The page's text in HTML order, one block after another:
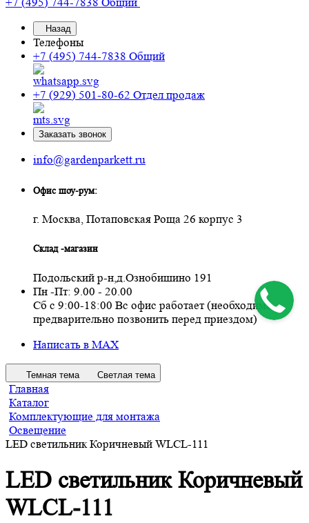
Назад
Телефоны
+7 (495) 744-7838 Общий
+7 (929) 501-80-62 Отдел продаж
Заказать звонок
info@gardenparkett.ru
Офис шоу-рум:
г. Москва, Потаповская Роща 26 корпус 3
Склад -магазин
Подольский р-н,д.Ознобишино 191
Пн -Пт: 9.00 - 20.00
Сб с 9:00-18:00 Вс офис работает (необходимо
предварительно позвонить перед приездом)
Написать в MAX
Темная тема Светлая тема
Главная
Каталог
Комплектующие для монтажа
Освещение
LED светильник Коричневый WLCL-111
LED светильник Коричневый
WLCL-111